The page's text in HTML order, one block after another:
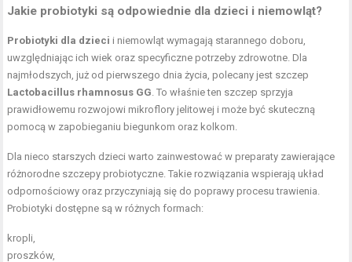
Jakie probiotyki są odpowiednie dla dzieci i niemowląt?
Probiotyki dla dzieci i niemowląt wymagają starannego doboru,
uwzględniając ich wiek oraz specyficzne potrzeby zdrowotne. Dla
najmłodszych, już od pierwszego dnia życia, polecany jest szczep
Lactobacillus rhamnosus GG . To właśnie ten szczep sprzyja
prawidłowemu rozwojowi mikroflory jelitowej i może być skuteczną
pomocą w zapobieganiu biegunkom oraz kolkom.
Dla nieco starszych dzieci warto zainwestować w preparaty zawierające
różnorodne szczepy probiotyczne. Takie rozwiązania wspierają układ
odpornościowy oraz przyczyniają się do poprawy procesu trawienia.
Probiotyki dostępne są w różnych formach:
kropli,
proszków,